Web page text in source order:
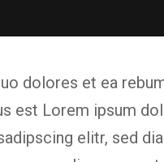
dolores et ea
est Lorem ipsum
elitr, sed